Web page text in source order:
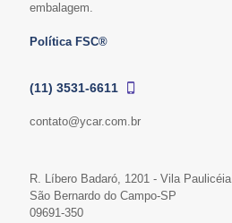
embalagem.
Política FSC®
(11) 3531-6611
contato@ycar.com.br
R. Líbero Badaró, 1201 - Vila Paulicéia
São Bernardo do Campo-SP
09691-350